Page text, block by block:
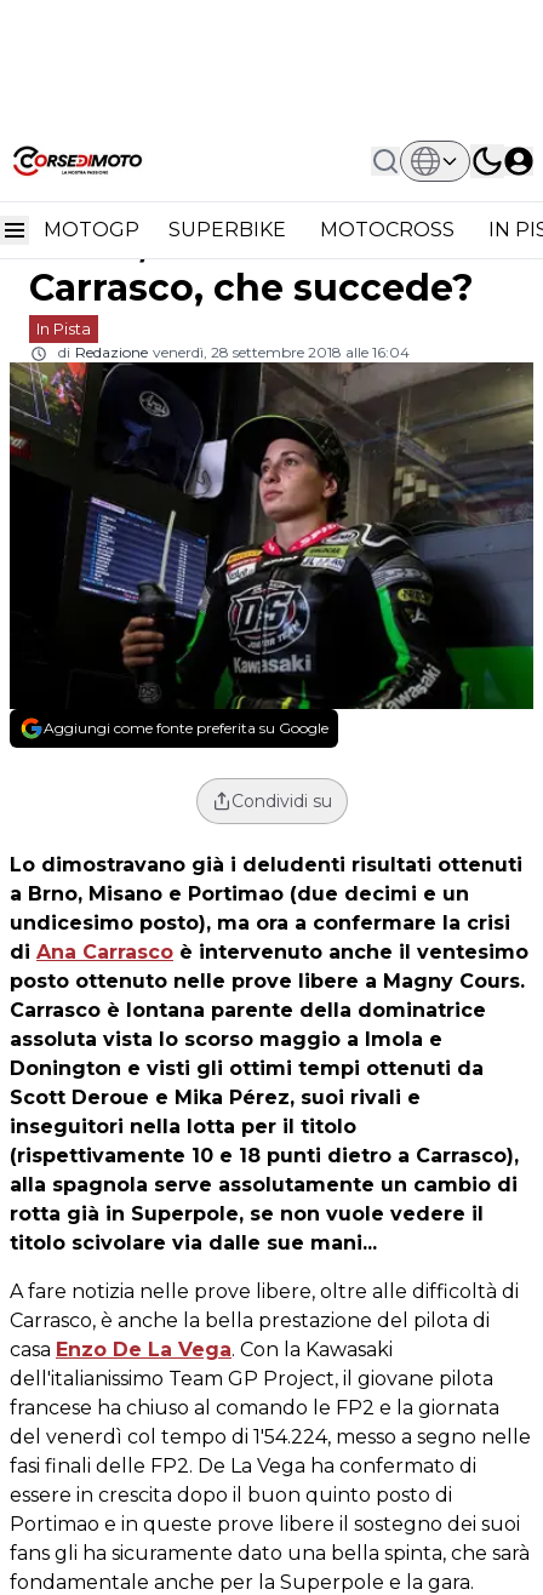
MOTOGP SUPERBIKE MOTOCROSS IN
Home In Pista
Supersport 300 Magny Cours, Prove 1-
Supersport 300 Magny
Cours, Prove 1-2: Ana
Carrasco, che succede?
In Pista
di Redazione venerdì, 28 settembre 2018 alle 16:04
Aggiungi come fonte preferita su Google
Condividi su
Lo dimostravano già i deludenti risultati ottenuti
a Brno, Misano e Portimao (due decimi e un
undicesimo posto), ma ora a confermare la crisi
di Ana Carrasco è intervenuto anche il ventesimo
posto ottenuto nelle prove libere a Magny Cours.
Carrasco è lontana parente della dominatrice
assoluta vista lo scorso maggio a Imola e
Donington e visti gli ottimi tempi ottenuti da
Scott Deroue e Mika Pérez, suoi rivali e
inseguitori nella lotta per il titolo
(rispettivamente 10 e 18 punti dietro a Carrasco),
alla spagnola serve assolutamente un cambio di
rotta già in Superpole, se non vuole vedere il
titolo scivolare via dalle sue mani...
A fare notizia nelle prove libere, oltre alle difficoltà di
Carrasco, è anche la bella prestazione del pilota di
casa Enzo De La Vega. Con la Kawasaki
dell'italianissimo Team GP Project, il giovane pilota
francese ha chiuso al comando le FP2 e la giornata
del venerdì col tempo di 1'54.224, messo a segno nelle
fasi finali delle FP2. De La Vega ha confermato di
essere in crescita dopo il buon quinto posto di
Portimao e in queste prove libere il sostegno dei suoi
fans gli ha sicuramente dato una bella spinta, che sarà
fondamentale anche per la Superpole e la gara.